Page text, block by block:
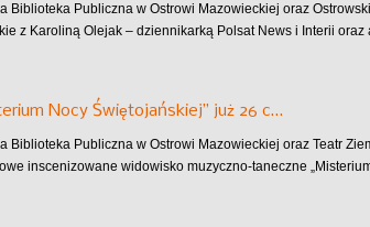
Biblioteka Publiczna w Ostrowi Mazowieckiej oraz
z Karoliną Olejak – dziennikarką Polsat News i Interii oraz
Nocy Świętojańskiej” już 26 c…
Biblioteka Publiczna w Ostrowi Mazowieckiej oraz Teatr
inscenizowane widowisko muzyczno-taneczne